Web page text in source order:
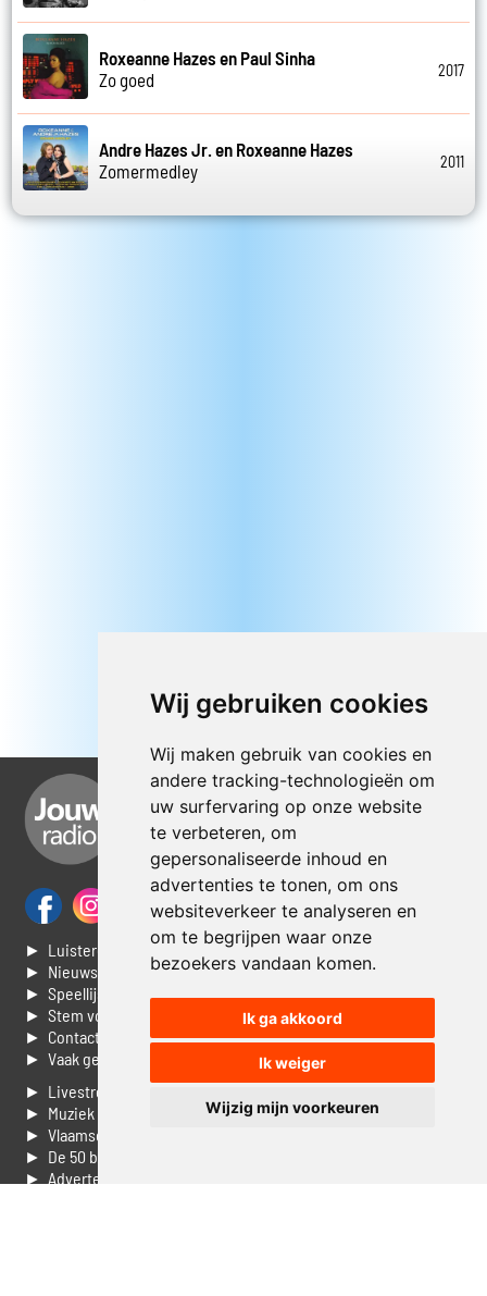
Wij gebruiken cookies
Wij maken gebruik van cookies en
andere tracking-technologieën om
uw surfervaring op onze website
te verbeteren, om
gepersonaliseerde inhoud en
advertenties te tonen, om ons
websiteverkeer te analyseren en
om te begrijpen waar onze
bezoekers vandaan komen.
Ik ga akkoord
Ik weiger
Wijzig mijn voorkeuren
Roxeanne Hazes en Paul Sinha
Zo goed
2017
Andre Hazes Jr. en Roxeanne Hazes
Zomermedley
2011
► Luisteren naar Jouwradio
► Nieuws
► Speellijst
► Stem voor de Dag top 3
► Contacteer ons
► Vaak gestelde vragen
► Livestream informatie
► Muziek opzoeken
► Vlaamse 100 Aller tijden
► De 50 beste van...
► Adverteren op Jouwradio